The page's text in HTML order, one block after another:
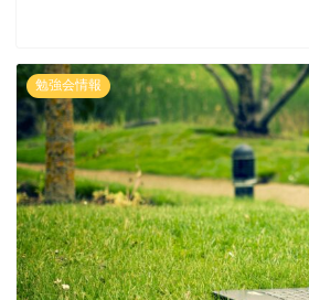
勉強会情報